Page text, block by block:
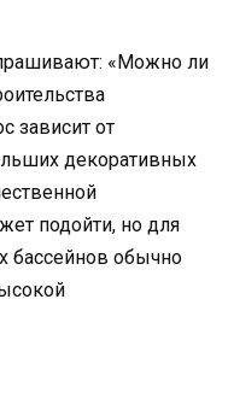
«Можно ли
зависит от
декоративных
подойти, но для
бассейнов обычно